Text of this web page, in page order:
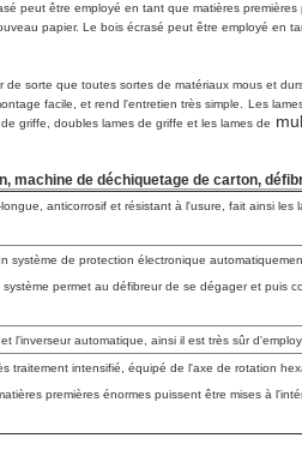
peut être employé en tant que matières
papier. Le bois écrasé peut être employé
sorte que toutes sortes de matériaux mous et
facile, et rend l'entretien très simple.
Les
griffe, doubles lames de griffe et les lames de
machine de déchiquetage de carton,
anticorrosif et résistant à l'usure, fait ainsi les
système de protection électronique
permet au défibreur de se dégager et puis
l'inverseur automatique, ainsi il est très sûr
traitement intensifié, équipé de l'axe de rotation
premières énormes puissent être mises à